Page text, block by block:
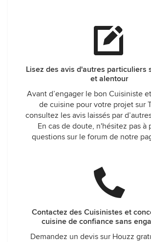
Lisez des avis d'autres particuliers
et alentour
Avant d’engager le bon Cuisiniste
de cuisine pour votre projet sur
consultez les avis laissés par
En cas de doute, n'hésitez pas à
questions sur le forum de notre
Contactez des Cuisinistes et
cuisine de confiance sans
Demandez un devis sur Houzz